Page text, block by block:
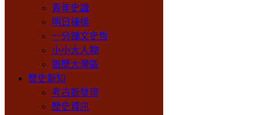
青年史識
明日棟樑
一分鐘文史哲
小小大人物
遊歷大灣區
歷史新知
考古新發現
歷史資訊